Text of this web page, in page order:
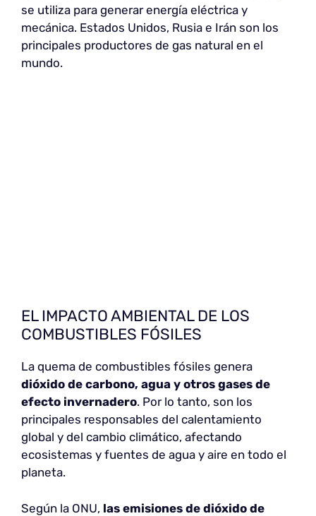
se utiliza para generar energía eléctrica y
mecánica. Estados Unidos, Rusia e Irán son los
principales productores de gas natural en el
mundo.
EL IMPACTO AMBIENTAL DE LOS
COMBUSTIBLES FÓSILES
La quema de combustibles fósiles genera
dióxido de carbono, agua y otros gases de
efecto invernadero. Por lo tanto, son los
principales responsables del calentamiento
global y del cambio climático, afectando
ecosistemas y fuentes de agua y aire en todo el
planeta.
Según la ONU, las emisiones de dióxido de